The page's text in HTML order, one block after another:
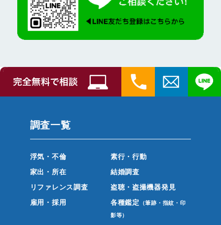
調査一覧
浮気・不倫
素行・行動
家出・所在
結婚調査
リファレンス調査
盗聴・盗撮機器発見
雇用・採用
各種鑑定 （筆跡・指紋・印
影等）